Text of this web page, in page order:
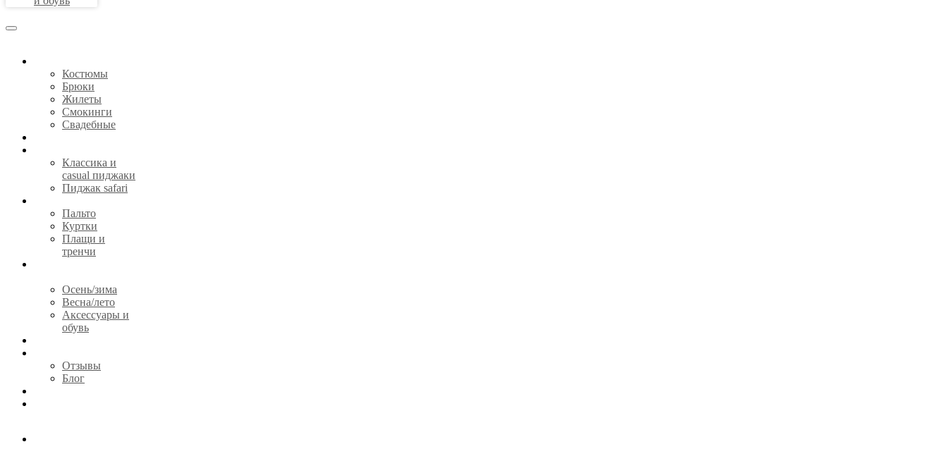
Костюмы
Брюки
Жилеты
Смокинги
Свадебные
Классика и
casual пиджаки
Пиджак safari
Пальто
Куртки
Плащи и
тренчи
Осень/зима
Весна/лето
Аксессуары и
обувь
Отзывы
Блог